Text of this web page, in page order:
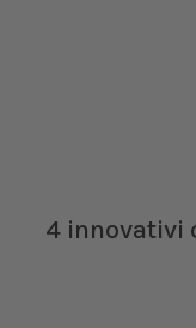
4 innovativi